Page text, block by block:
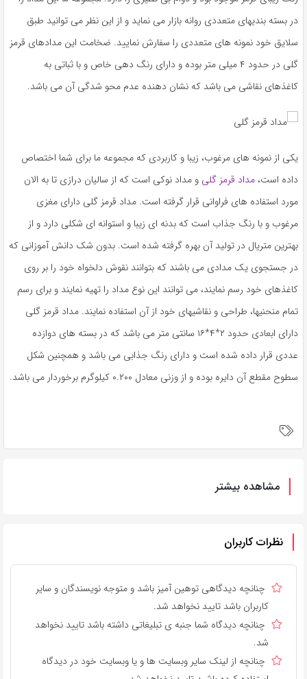
در بسته بندیهای متعددی روانه بازار می نماید و از این نظر می توانید طبق
سلایق خود نمونه های متعددی را سفارش نمایید. ضخامت این مدادهای قرمز
گلی در حدود ۴ میلی متر بوده و دارای رنگ دهی خاص و با ثباتی به
کاغذهای نقاشی می باشد که نشان دهنده عدم محو شدگی آن می باشد.
یکی از نمونه های مرغوب، زیبا و کاربردی که مجموعه ما برای شما اختصاص
داده است، مداد قرمز گلی و مداد نوکی است که از سالیان درازی تا به الان
مورد استفاده های فراوانی قرار گرفته است. مداد قرمز گلی دارای مغزی
مرغوب و با رنگ جذاب است که بدنه ای زیبا و استوانه ای شکلی دارد و از
بهترین متریال در تولید آن بهره گرفته شده است. بدون شک دانش آموزانی که
در جستجوی یک مدادی می باشند که بتوانند نقوش دلخواه خود را بر روی
کاغذهای خود رسم نمایند، می توانند این نوع مداد را تهیه نمایند و برای رسم
تمام منحنیها، طراحی و نقاشیهای خود از آن استفاده نمایند. مداد قرمز گلی
دارای ابعادی حدود ۲*۴*۱۶ سانتی متر می باشد که در بسته های دوازده
عددی قرار داده شده است و دارای رنگ جذابی می باشد و همچنین شکل
سطوح مقطع آن دایره بوده و از وزنی معادل ۰.۲۰۰ کیلوگرم برخوردار می باشد.
مشاهده بیشتر
نظرات کاربران
چنانچه دیدگاهی توهین آمیز باشد و متوجه نویسندگان و سایر
کاربران باشد تایید نخواهد شد.
چنانچه دیدگاه شما جنبه ی تبلیغاتی داشته باشد تایید نخواهد
شد.
چنانچه از لینک سایر وبسایت ها و یا وبسایت خود در دیدگاه